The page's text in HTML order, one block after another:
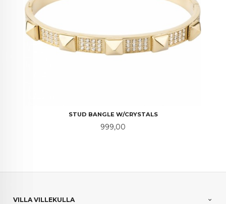
STUD BANGLE W/CRYSTALS
Pris
999,00
VILLA VILLEKULLA